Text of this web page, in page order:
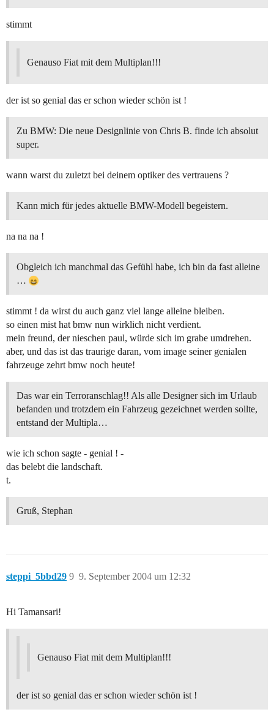
stimmt
Genauso Fiat mit dem Multiplan!!!
der ist so genial das er schon wieder schön ist !
Zu BMW: Die neue Designlinie von Chris B. finde ich absolut
super.
wann warst du zuletzt bei deinem optiker des vertrauens ?
Kann mich für jedes aktuelle BMW-Modell begeistern.
na na na !
Obgleich ich manchmal das Gefühl habe, ich bin da fast alleine
…
stimmt ! da wirst du auch ganz viel lange alleine bleiben.
so einen mist hat bmw nun wirklich nicht verdient.
mein freund, der nieschen paul, würde sich im grabe umdrehen.
aber, und das ist das traurige daran, vom image seiner genialen
fahrzeuge zehrt bmw noch heute!
Das war ein Terroranschlag!! Als alle Designer sich im Urlaub
befanden und trotzdem ein Fahrzeug gezeichnet werden sollte,
entstand der Multipla…
wie ich schon sagte - genial ! -
das belebt die landschaft.
t.
Gruß, Stephan
steppi_5bbd29 9. September 2004 um 12:32
9
Hi Tamansari!
Genauso Fiat mit dem Multiplan!!!
der ist so genial das er schon wieder schön ist !